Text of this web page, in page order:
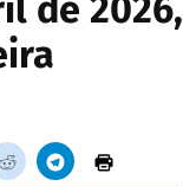
de 2026,